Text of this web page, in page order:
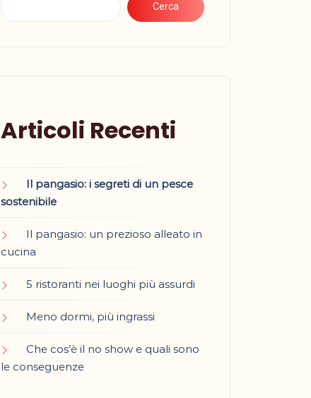
Cerca
Articoli Recenti
Il pangasio: i segreti di un pesce
sostenibile
Il pangasio: un prezioso alleato in
cucina
5 ristoranti nei luoghi più assurdi
Meno dormi, più ingrassi
Che cos’è il no show e quali sono
le conseguenze